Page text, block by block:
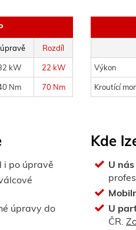
Rozdíl
kW 22 kW
Nm 70 Nm
Výkon
Kroutící
i po úpravě
úpravy do
Kde
U
U
ČR.